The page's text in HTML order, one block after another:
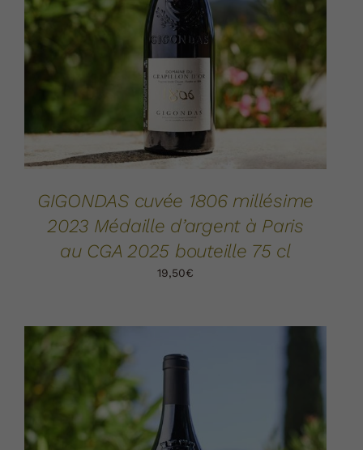
AJOUTER AU PANIER /
GIGONDAS cuvée 1806 millésime
2023 Médaille d’argent à Paris
au CGA 2025 bouteille 75 cl
19,50€